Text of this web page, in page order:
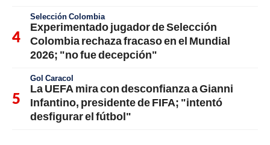
Selección Colombia
Experimentado jugador de Selección
Colombia rechaza fracaso en el Mundial
2026; "no fue decepción"
Gol Caracol
La UEFA mira con desconfianza a Gianni
Infantino, presidente de FIFA; "intentó
desfigurar el fútbol"